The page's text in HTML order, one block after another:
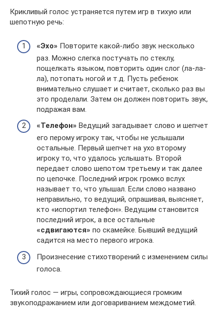
Крикливый голос устраняется путем игр в тихую или
шепотную речь:
«Эхо» Повторите какой-либо звук несколько
раз. Можно слегка постучать по стеклу,
пощелкать языком, повторить один слог (ла-ла-
ла), потопать ногой и т.д. Пусть ребенок
внимательно слушает и считает, сколько раз вы
это проделали. Затем он должен повторить звук,
подражая вам.
«Телефон» Ведущий загадывает слово и шепчет
его перому игроку так, чтобы не услышали
остальные. Первый шепчет на ухо второму
игроку то, что удалось услышать. Второй
передает слово шепотом третьему и так далее
по цепочке. Последний игрок громко вслух
называет то, что улышал. Если слово названо
неправильно, то ведущий, опрашивая, выясняет,
кто «испортил телефон». Ведущим становится
последний игрок, а все остальные
«сдвигаются» по скамейке. Бывший ведущий
садится на место первого игрока.
Произнесение стихотворений с изменением силы
голоса.
Тихий голос — игры, сопровождающиеся громким
звукоподражанием или договариванием междометий.